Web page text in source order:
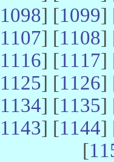
1098] [1099]
1107] [1108]
1116] [1117]
1125] [1126]
1134] [1135]
1143] [1144]
[